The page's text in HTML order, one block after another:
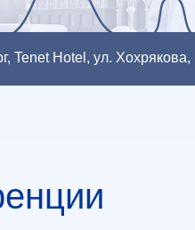
Tenet Hotel, ул.